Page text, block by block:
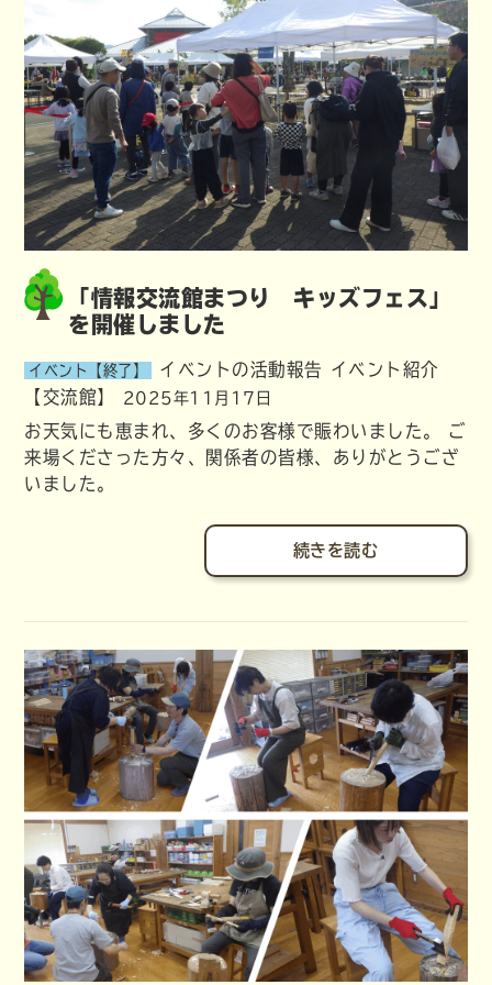
「情報交流館まつり キッズフェス」
を開催しました
イベント【終了】 イベントの活動報告
イベント紹介
【交流館】
2025年11月17日
お天気にも恵まれ、多くのお客様で賑わいました。 ご
来場くださった方々、関係者の皆様、ありがとうござ
いました。
続きを読む